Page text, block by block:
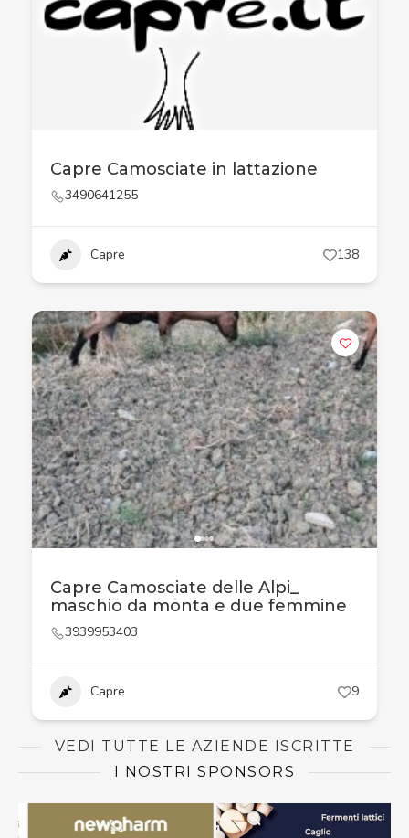
Capre Camosciate in lattazione
3490641255
Capre 138
Capre Camosciate delle Alpi_
maschio da monta e due femmine
3939953403
Capre 9
VEDI TUTTE LE AZIENDE ISCRITTE
I NOSTRI SPONSORS